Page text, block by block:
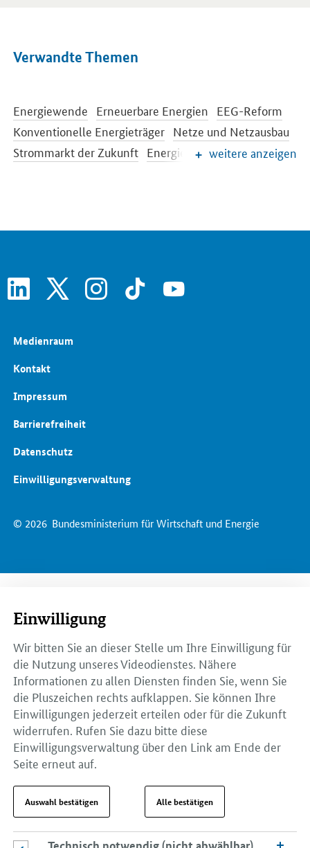
Verwandte Themen
Energiewende Erneuerbare Energien EEG-Reform
Konventionelle Energieträger Netze und Netzausbau
Strommarkt der Zukunft Energiespeicher
Energiepreise und Transparenz für Verbraucher
weitere anzeigen
linkedin instagram tiktok youtube
© 2026 Bundesministerium für Wirtschaft und Energie
Medienraum
Kontakt
Impressum
Barrierefreiheit
Datenschutz
Einwilligungsverwaltung
Einwilligung
Wir bitten Sie an dieser Stelle um Ihre Einwilligung für
die Nutzung unseres Videodienstes. Nähere
Informationen zu allen Diensten finden Sie, wenn Sie
die Pluszeichen rechts aufklappen. Sie können Ihre
Einwilligungen jederzeit erteilen oder für die Zukunft
widerrufen. Rufen Sie dazu bitte diese
Einwilligungsverwaltung über den Link am Ende der
Seite erneut auf.
Auswahl bestätigen Alle bestätigen